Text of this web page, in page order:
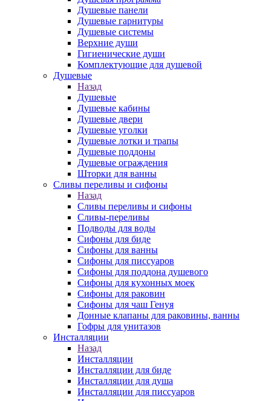
Душевые панели
Душевые гарнитуры
Душевые системы
Верхние души
Гигиенические души
Комплектующие для душевой
Душевые
Назад
Душевые
Душевые кабины
Душевые двери
Душевые уголки
Душевые лотки и трапы
Душевые поддоны
Душевые ограждения
Шторки для ванны
Сливы переливы и сифоны
Назад
Сливы переливы и сифоны
Сливы-переливы
Подводы для воды
Сифоны для биде
Сифоны для ванны
Сифоны для писсуаров
Сифоны для поддона душевого
Сифоны для кухонных моек
Сифоны для раковин
Сифоны для чаш Генуя
Донные клапаны для раковины, ванны
Гофры для унитазов
Инсталляции
Назад
Инсталляции
Инсталляции для биде
Инсталляции для душа
Инсталляции для писсуаров